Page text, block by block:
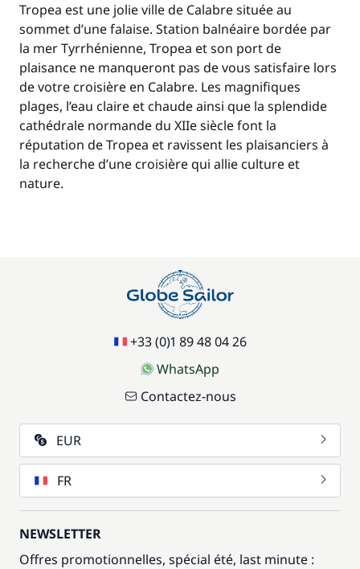
Tropea est une jolie ville de Calabre située au
sommet d’une falaise. Station balnéaire bordée par
la mer Tyrrhénienne, Tropea et son port de
plaisance ne manqueront pas de vous satisfaire lors
de votre croisière en Calabre. Les magnifiques
plages, l’eau claire et chaude ainsi que la splendide
cathédrale normande du XIIe siècle font la
réputation de Tropea et ravissent les plaisanciers à
la recherche d’une croisière qui allie culture et
nature.
+33 (0)1 89 48 04 26
WhatsApp
Contactez-nous
EUR
FR
NEWSLETTER
Offres promotionnelles, spécial été, last minute :